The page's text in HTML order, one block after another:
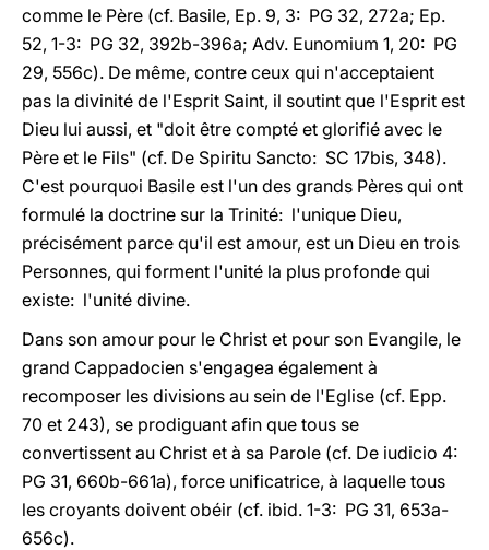
comme le Père (cf. Basile, Ep. 9, 3: PG 32, 272a; Ep.
52, 1-3: PG 32, 392b-396a; Adv. Eunomium 1, 20: PG
29, 556c). De même, contre ceux qui n'acceptaient
pas la divinité de l'Esprit Saint, il soutint que l'Esprit est
Dieu lui aussi, et "doit être compté et glorifié avec le
Père et le Fils" (cf. De Spiritu Sancto: SC 17bis, 348).
C'est pourquoi Basile est l'un des grands Pères qui ont
formulé la doctrine sur la Trinité: l'unique Dieu,
précisément parce qu'il est amour, est un Dieu en trois
Personnes, qui forment l'unité la plus profonde qui
existe: l'unité divine.
Dans son amour pour le Christ et pour son Evangile, le
grand Cappadocien s'engagea également à
recomposer les divisions au sein de l'Eglise (cf. Epp.
70 et 243), se prodiguant afin que tous se
convertissent au Christ et à sa Parole (cf. De iudicio 4:
PG 31, 660b-661a), force unificatrice, à laquelle tous
les croyants doivent obéir (cf. ibid. 1-3: PG 31, 653a-
656c).